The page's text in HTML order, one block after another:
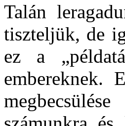
Talán
tiszteljük, de
ez a
embereknek.